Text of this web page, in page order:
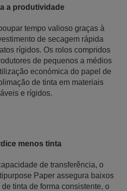
a produtividade
tempo valioso graças à
de secagem rápida
rígidos. Os rolos compridos
de pequenos a médios
económica do papel de
de tinta em materiais
e rígidos.
menos tinta
de transferência, o
Paper assegura baixos
tinta de forma consistente, o